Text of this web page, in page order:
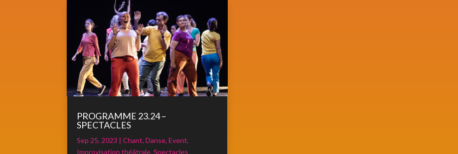
PROGRAMME 23.24 –
SPECTACLES
Sep 25, 2023 |Chant,Danse,Event,
Improvisation théâtrale,Spectacles